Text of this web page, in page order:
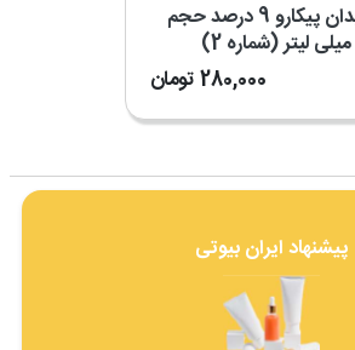
اکسیدان پیکارو 9 درصد حجم
280,000تومان
پیشنهاد ایران بیوتی